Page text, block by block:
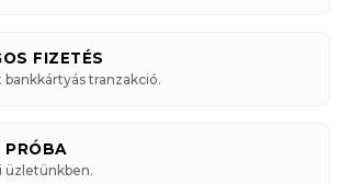
FIZETÉS
tranzakció.
PRÓBA
üzletünkben.